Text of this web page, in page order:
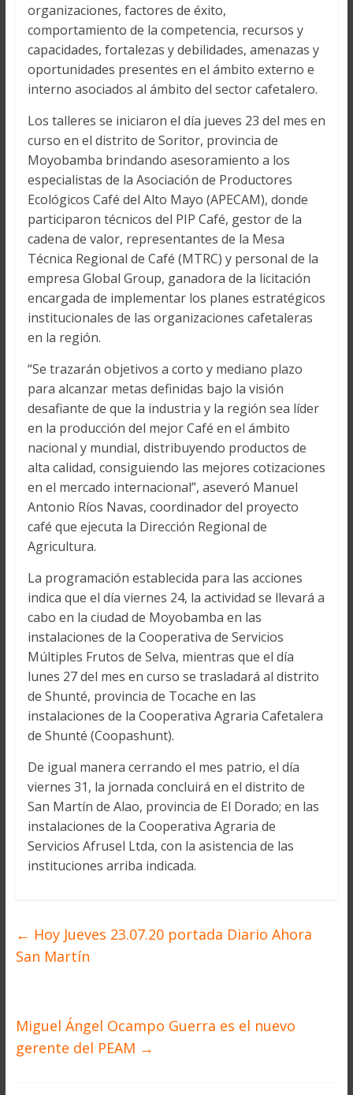
organizaciones, factores de éxito,
comportamiento de la competencia, recursos y
capacidades, fortalezas y debilidades, amenazas y
oportunidades presentes en el ámbito externo e
interno asociados al ámbito del sector cafetalero.
Los talleres se iniciaron el día jueves 23 del mes en
curso en el distrito de Soritor, provincia de
Moyobamba brindando asesoramiento a los
especialistas de la Asociación de Productores
Ecológicos Café del Alto Mayo (APECAM), donde
participaron técnicos del PIP Café, gestor de la
cadena de valor, representantes de la Mesa
Técnica Regional de Café (MTRC) y personal de la
empresa Global Group, ganadora de la licitación
encargada de implementar los planes estratégicos
institucionales de las organizaciones cafetaleras
en la región.
“Se trazarán objetivos a corto y mediano plazo
para alcanzar metas definidas bajo la visión
desafiante de que la industria y la región sea líder
en la producción del mejor Café en el ámbito
nacional y mundial, distribuyendo productos de
alta calidad, consiguiendo las mejores cotizaciones
en el mercado internacional”, aseveró Manuel
Antonio Ríos Navas, coordinador del proyecto
café que ejecuta la Dirección Regional de
Agricultura.
La programación establecida para las acciones
indica que el día viernes 24, la actividad se llevará a
cabo en la ciudad de Moyobamba en las
instalaciones de la Cooperativa de Servicios
Múltiples Frutos de Selva, mientras que el día
lunes 27 del mes en curso se trasladará al distrito
de Shunté, provincia de Tocache en las
instalaciones de la Cooperativa Agraria Cafetalera
de Shunté (Coopashunt).
De igual manera cerrando el mes patrio, el día
viernes 31, la jornada concluirá en el distrito de
San Martín de Alao, provincia de El Dorado; en las
instalaciones de la Cooperativa Agraria de
Servicios Afrusel Ltda, con la asistencia de las
instituciones arriba indicada.
← Hoy Jueves 23.07.20 portada Diario Ahora
San Martín
Miguel Ángel Ocampo Guerra es el nuevo
gerente del PEAM →